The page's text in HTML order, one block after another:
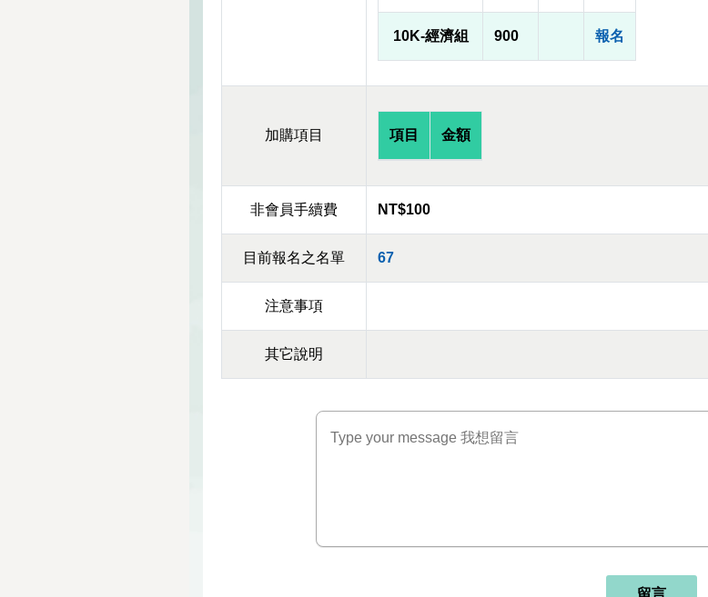
10K-經濟組 900 報名
加購項目 項目 金額
非會員手續費 NT$100
目前報名之名單 67
注意事項
其它說明
留言